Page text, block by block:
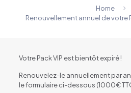
Home
Renouvellement annuel de votre
Votre Pack VIP est bientôt expiré !
Renouvelez-le annuellement par
le formulaire ci-dessous (1000€